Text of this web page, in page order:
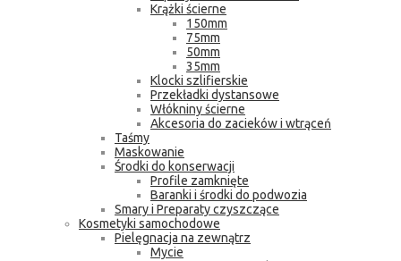
Krążki ścierne
150mm
75mm
50mm
35mm
Klocki szlifierskie
Przekładki dystansowe
Włókniny ścierne
Akcesoria do zacieków i wtrąceń
Taśmy
Maskowanie
Środki do konserwacji
Profile zamknięte
Baranki i środki do podwozia
Smary i Preparaty czyszczące
Kosmetyki samochodowe
Pielęgnacja na zewnątrz
Mycie